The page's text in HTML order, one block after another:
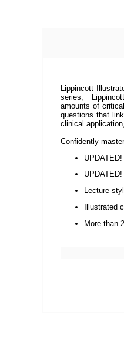
Lippincott
series, Lippincott
amounts of
questions that
clinical
Confidently
Lecture-
Illustrated
More than